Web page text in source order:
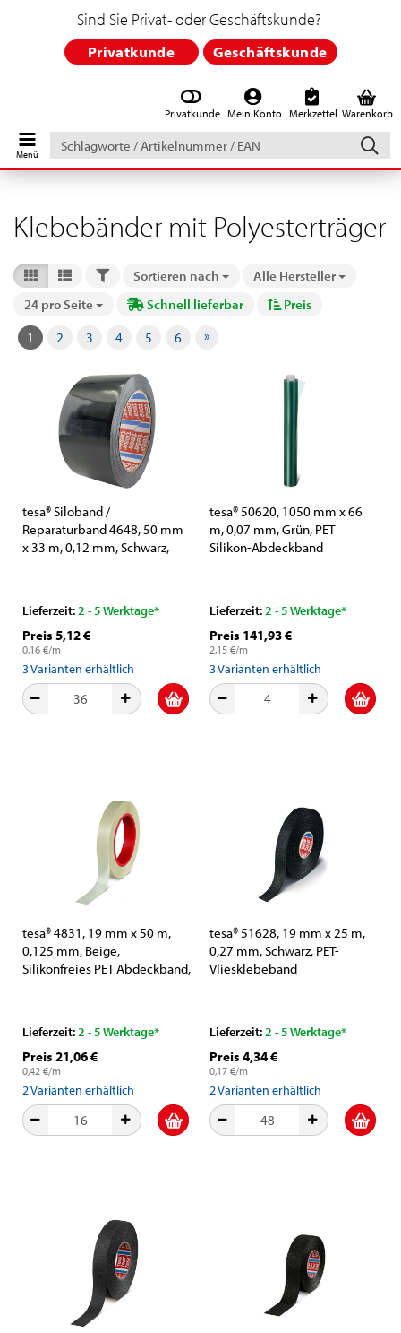
Privatkunde Mein Konto Merkzettel Warenkorb
Schlagworte
/
Artikelnummer
EAN
Sind Sie Privat- oder Geschäftskunde?
Privatkunde Geschäftskunde
Klebebänder mit Polyesterträger
FILTERSortieren nach
Sortieren nach
Alle Hersteller
24 pro Seite
pro Seite Schnell lieferbar
Preis
1
2 3 4 5 6 »
tesa® Siloband /
Reparaturband 4648, 50 mm
x 33 m, 0,12 mm, Schwarz,
Lieferzeit:2 - 5 Werktage*
Preis 5,12 €
0,16 €/m
3Varianten erhältlich
tesa® 50620, 1050 mm x 66
m, 0,07 mm, Grün, PET
Silikon-Abdeckband
Lieferzeit:2 - 5 Werktage*
Preis 141,93 €
2,15 €/m
3Varianten erhältlich
tesa® 4831, 19 mm x 50 m,
0,125 mm, Beige,
Silikonfreies PET Abdeckband,
Lieferzeit:2 - 5 Werktage*
Preis 21,06 €
0,42 €/m
2Varianten erhältlich
tesa® 51628, 19 mm x 25 m,
0,27 mm, Schwarz, PET-
Vliesklebeband
Lieferzeit:2 - 5 Werktage*
Preis 4,34 €
0,17 €/m
2Varianten erhältlich